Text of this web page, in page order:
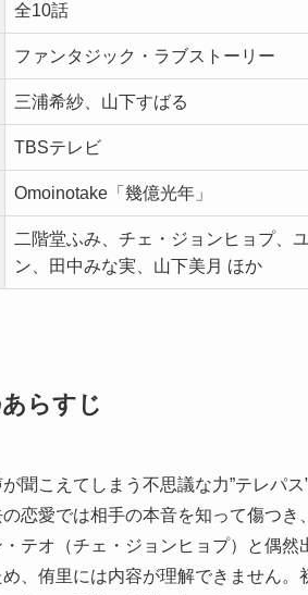
全10話
ファンタジック・ラブストーリー
三浦希紗、山下すばる
TBSテレビ
Omoinotake「幾億光年」
二階堂ふみ、チェ・ジョンヒョプ、
ン、田中みな実、山下美月 ほか
らすじ
聞こえてしまう不思議な力”テレパ
恋愛では相手の本音を知って傷つ
テオ（チェ・ジョンヒョプ）と偶
、侑里には内容が理解できません。